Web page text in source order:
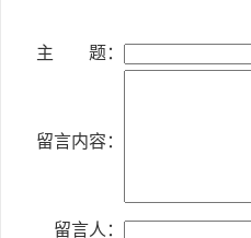
主 题：
留言内容：
留言人：